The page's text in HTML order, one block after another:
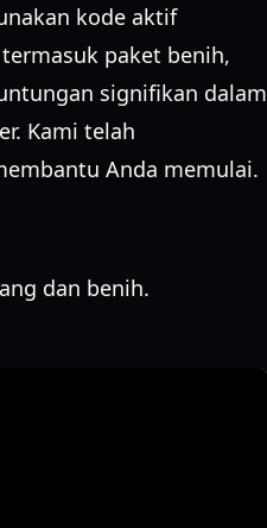
kode aktif
paket benih,
signifikan dalam
Kami telah
Anda memulai.
dan benih.